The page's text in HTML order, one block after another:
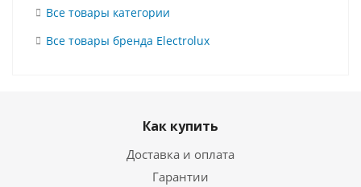
Все товары категории
Все товары бренда Electrolux
Как купить
Доставка и оплата
Гарантии